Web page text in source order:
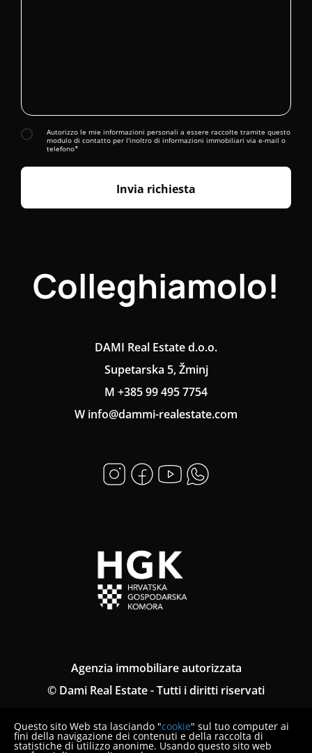
Colleghiamolo!
DAMI Real Estate d.o.o.
Supetarska 5, Žminj
M +385 99 495 7754
W info@dammi-realestate.com
Agenzia immobiliare autorizzata
© Dami Real Estate - Tutti i diritti riservati
Termini e condizioni
Autorizzo le mie informazioni personali a essere raccolte tramite questo
modulo di contatto per l'inoltro di informazioni immobiliari via e-mail o
telefono*
Invia richiesta
Questo sito Web sta lasciando "cookie" sul tuo computer ai
fini della navigazione dei contenuti e della raccolta di
statistiche di utilizzo anonime. Usando questo sito web